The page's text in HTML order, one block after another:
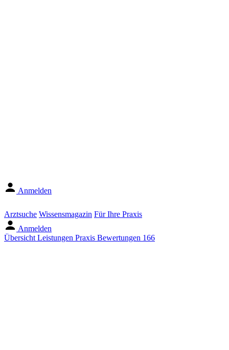
Anmelden
Arztsuche Wissensmagazin Für Ihre Praxis
Anmelden
Übersicht Leistungen Praxis Bewertungen 166